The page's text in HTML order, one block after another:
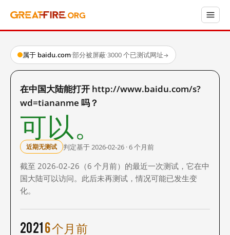
属于 baidu.com·部分被屏蔽·3000 个已测试网址→
在中国大陆能打开 http://www.baidu.com/s?
wd=tiananme 吗？
可以。
近期无测试 判定基于 2026-02-26 · 6 个月前
截至 2026-02-26（6 个月前）的最近一次测试，它在中
国大陆可以访问。此后未再测试，情况可能已发生变
化。
20216 个月前